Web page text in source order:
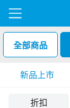
全部商品
新品上市
折扣